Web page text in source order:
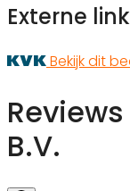
Externe
Bekijk dit
B.V.